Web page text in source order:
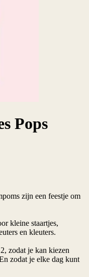
Pops
zijn een feestje om
kleine staartjes,
en kleuters.
zodat je kan kiezen
zodat je elke dag kunt